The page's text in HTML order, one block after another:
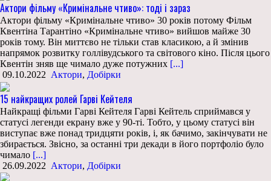
Актори фільму «Кримінальне чтиво»: тоді і зараз
Актори фільму «Кримінальне чтиво» 30 років потому Фільм
Квентіна Тарантіно «Кримінальне чтиво» вийшов майже 30
років тому. Він миттєво не тільки став класикою, а й змінив
напрямок розвитку голлівудського та світового кіно. Після цього
Квентін зняв ще чимало дуже потужних [...]
09.10.2022 Актори, Добірки
15 найкращих ролей Гарві Кейтеля
Найкращі фільми Гарві Кейтеля Гарві Кейтель сприймався у
статусі легенди екрану вже у 90-ті. Тобто, у цьому статусі він
виступає вже понад тридцяти років, і, як бачимо, закінчувати не
збирається. Звісно, за останні три декади в його портфоліо було
чимало [...]
26.09.2022 Актори, Добірки